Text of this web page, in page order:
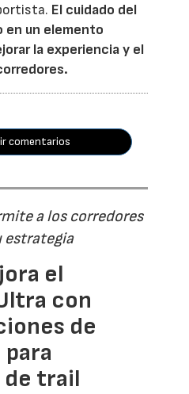
El cuidado del
en un elemento
la experiencia y el
comentarios
a los corredores
estrategia
el
con
de
trail